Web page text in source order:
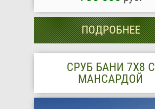
ПОДРОБНЕЕ
СРУБ БАНИ 7Х8 С
МАНСАРДОЙ